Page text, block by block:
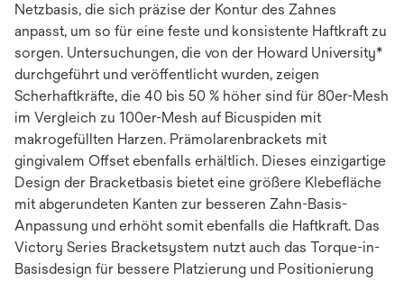
Netzbasis, die sich präzise der Kontur des Zahnes
anpasst, um so für eine feste und konsistente Haftkraft zu
sorgen. Untersuchungen, die von der Howard University*
durchgeführt und veröffentlicht wurden, zeigen
Scherhaftkräfte, die 40 bis 50 % höher sind für 80er-Mesh
im Vergleich zu 100er-Mesh auf Bicuspiden mit
makrogefüllten Harzen. Prämolarenbrackets mit
gingivalem Offset ebenfalls erhältlich. Dieses einzigartige
Design der Bracketbasis bietet eine größere Klebefläche
mit abgerundeten Kanten zur besseren Zahn-Basis-
Anpassung und erhöht somit ebenfalls die Haftkraft. Das
Victory Series Bracketsystem nutzt auch das Torque-in-
Basisdesign für bessere Platzierung und Positionierung